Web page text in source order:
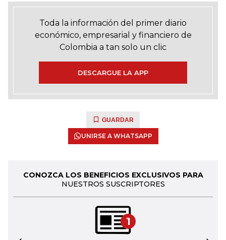
Toda la información del primer diario
económico, empresarial y financiero de
Colombia a tan solo un clic
DESCARGUE LA APP
GUARDAR
UNIRSE A WHATSAPP
CONOZCA LOS BENEFICIOS EXCLUSIVOS PARA
NUESTROS SUSCRIPTORES
1